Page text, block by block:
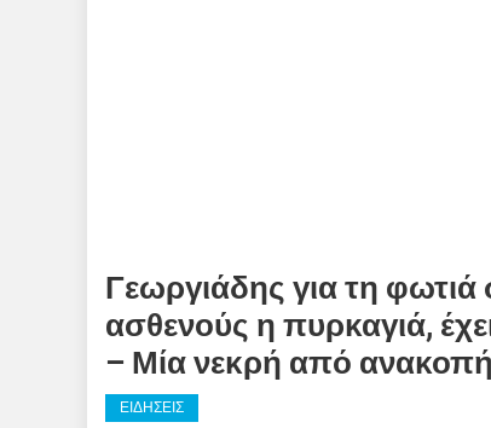
Γεωργιάδης για τη
ασθενούς η πυρκαγιά,
– Μία νεκρή από ανακοπή
ΕΙΔΗΣΕΙΣ